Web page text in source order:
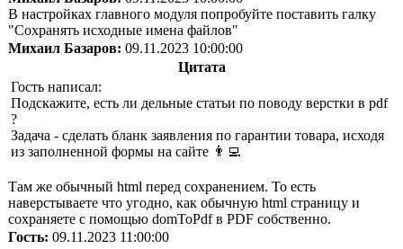
В настройках главного модуля попробуйте поставить галку
"Сохранять исходные имена файлов"
Михаил Базаров: 09.11.2023 10:00:00
Цитата
Гость написал:
Подскажите, есть ли дельные статьи по поводу верстки в pdf
?
Задача - сделать бланк заявления по гарантии товара, исходя
из заполненной формы на сайте 👨‍💻
Там же обычный html перед сохранением. То есть
наверстываете что угодно, как обычную html страницу и
сохраняете с помощью domToPdf в PDF собственно.
Гость: 09.11.2023 11:00:00